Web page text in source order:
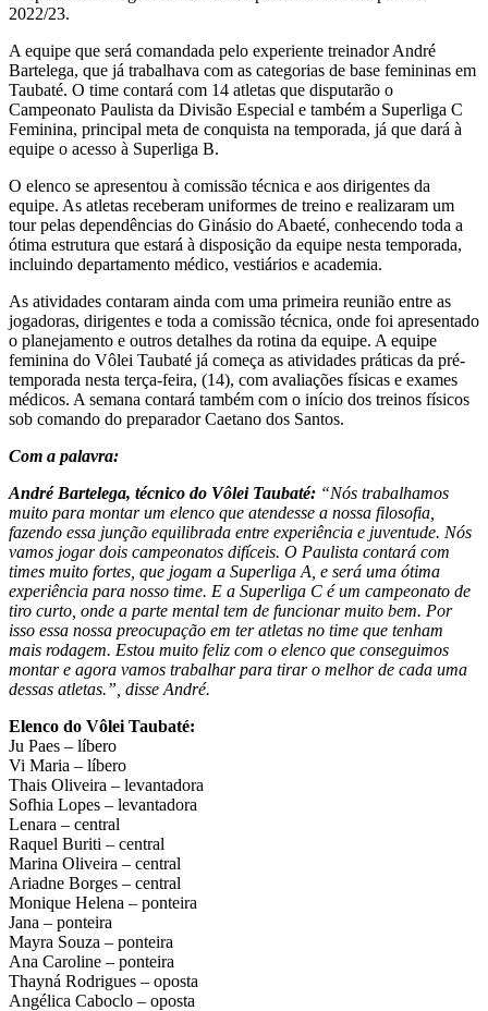
2022/23.
A equipe que será comandada pelo experiente treinador André
Bartelega, que já trabalhava com as categorias de base femininas em
Taubaté. O time contará com 14 atletas que disputarão o
Campeonato Paulista da Divisão Especial e também a Superliga C
Feminina, principal meta de conquista na temporada, já que dará à
equipe o acesso à Superliga B.
O elenco se apresentou à comissão técnica e aos dirigentes da
equipe. As atletas receberam uniformes de treino e realizaram um
tour pelas dependências do Ginásio do Abaeté, conhecendo toda a
ótima estrutura que estará à disposição da equipe nesta temporada,
incluindo departamento médico, vestiários e academia.
As atividades contaram ainda com uma primeira reunião entre as
jogadoras, dirigentes e toda a comissão técnica, onde foi apresentado
o planejamento e outros detalhes da rotina da equipe. A equipe
feminina do Vôlei Taubaté já começa as atividades práticas da pré-
temporada nesta terça-feira, (14), com avaliações físicas e exames
médicos. A semana contará também com o início dos treinos físicos
sob comando do preparador Caetano dos Santos.
Com a palavra:
André Bartelega, técnico do Vôlei Taubaté: “Nós trabalhamos
muito para montar um elenco que atendesse a nossa filosofia,
fazendo essa junção equilibrada entre experiência e juventude. Nós
vamos jogar dois campeonatos difíceis. O Paulista contará com
times muito fortes, que jogam a Superliga A, e será uma ótima
experiência para nosso time. E a Superliga C é um campeonato de
tiro curto, onde a parte mental tem de funcionar muito bem. Por
isso essa nossa preocupação em ter atletas no time que tenham
mais rodagem. Estou muito feliz com o elenco que conseguimos
montar e agora vamos trabalhar para tirar o melhor de cada uma
dessas atletas.”, disse André.
Elenco do Vôlei Taubaté:
Ju Paes – líbero
Vi Maria – líbero
Thais Oliveira – levantadora
Sofhia Lopes – levantadora
Lenara – central
Raquel Buriti – central
Marina Oliveira – central
Ariadne Borges – central
Monique Helena – ponteira
Jana – ponteira
Mayra Souza – ponteira
Ana Caroline – ponteira
Thayná Rodrigues – oposta
Angélica Caboclo – oposta